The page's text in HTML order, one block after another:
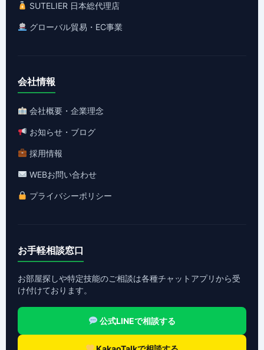
SUTELIER 日本総代理店
グローバル貿易・EC事業
会社情報
会社概要・企業理念
お知らせ・ブログ
採用情報
WEBお問い合わせ
プライバシーポリシー
お手軽相談窓口
お部屋探しや特定技能のご相談は各種チャットアプリから受
け付けております。
公式LINEで相談する